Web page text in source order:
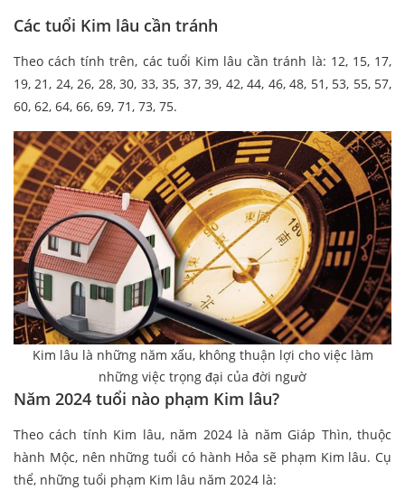
Các tuổi Kim lâu cần tránh
Theo cách tính trên, các tuổi Kim lâu cần tránh là: 12, 15, 17,
19, 21, 24, 26, 28, 30, 33, 35, 37, 39, 42, 44, 46, 48, 51, 53, 55, 57,
60, 62, 64, 66, 69, 71, 73, 75.
Kim lâu là những năm xấu, không thuận lợi cho việc làm
những việc trọng đại của đời ngườ
Năm 2024 tuổi nào phạm Kim lâu?
Theo cách tính Kim lâu, năm 2024 là năm Giáp Thìn, thuộc
hành Mộc, nên những tuổi có hành Hỏa sẽ phạm Kim lâu. Cụ
thể, những tuổi phạm Kim lâu năm 2024 là: